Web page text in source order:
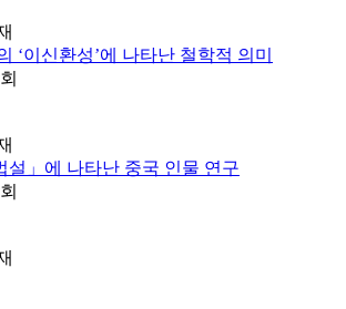
‘이신환성’에 나타난 철학적 의미
설」에 나타난 중국 인물 연구